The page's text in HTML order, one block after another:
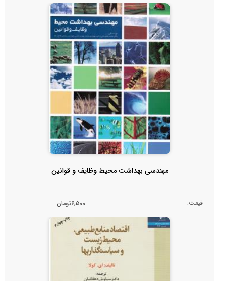
مهندسی بهداشت محیط وظایف و قوانین
قیمت: 6,500تومان